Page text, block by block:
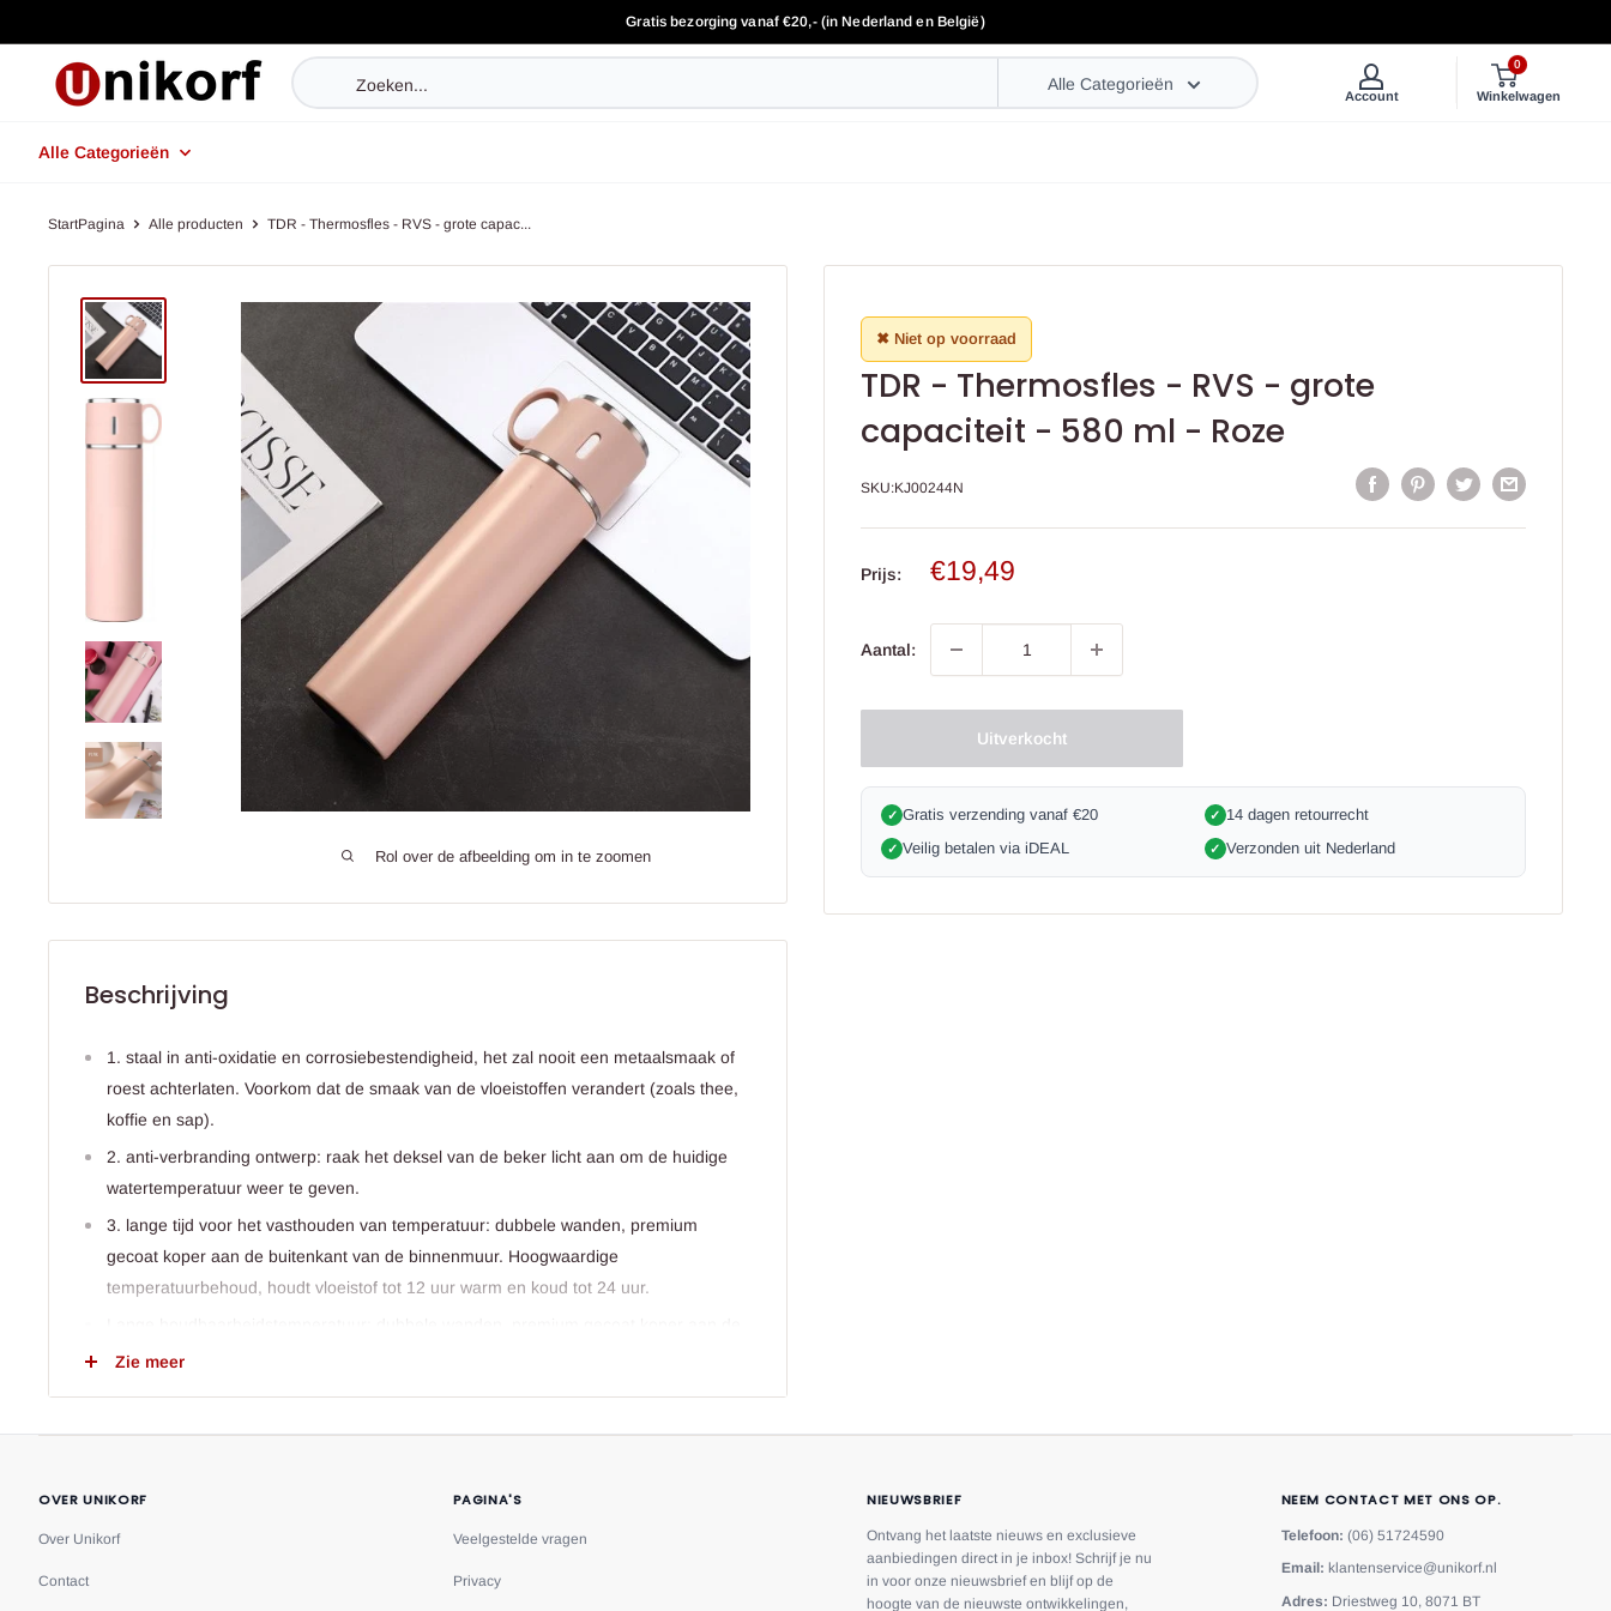
naar
Gratis bezorging vanaf €20,- (in Nederland en België)
UniKorf.nl
Alle Categorieën
Account
0
Winkelwagen
Alle Categorieën
StartPagina Alle producten TDR - Thermosfles - RVS - grote capac...
Rol over de afbeelding om in te zoomen
✖ Niet op voorraad
TDR - Thermosfles - RVS - grote
capaciteit - 580 ml - Roze
SKU:KJ00244N
Prijs:
Verkoop
€19,49
Aantal:
Uitverkocht
✓ Gratis verzending vanaf €20 ✓ 14 dagen retourrecht
✓ Veilig betalen via iDEAL ✓ Verzonden uit Nederland
Beschrijving
1. staal in anti-oxidatie en corrosiebestendigheid, het zal nooit een metaalsmaak of
roest achterlaten. Voorkom dat de smaak van de vloeistoffen verandert (zoals thee,
koffie en sap).
2. anti-verbranding ontwerp: raak het deksel van de beker licht aan om de huidige
watertemperatuur weer te geven.
3. lange tijd voor het vasthouden van temperatuur: dubbele wanden, premium
gecoat koper aan de buitenkant van de binnenmuur. Hoogwaardige
temperatuurbehoud, houdt vloeistof tot 12 uur warm en koud tot 24 uur.
buitenkant van de binnenwand. Hoogwaardige temperatuurbehoud, houdt vloeistof
Zie meer
OVER UNIKORF
Over Unikorf
Contact
PAGINA'S
Veelgestelde vragen
Privacy
NIEUWSBRIEF
Ontvang het laatste nieuws en exclusieve
aanbiedingen direct in je inbox! Schrijf je nu
in voor onze nieuwsbrief en blijf op de
hoogte van de nieuwste ontwikkelingen,
NEEM CONTACT MET ONS OP.
Telefoon: (06) 51724590
Email: klantenservice@unikorf.nl
Adres: Driestweg 10, 8071 BT